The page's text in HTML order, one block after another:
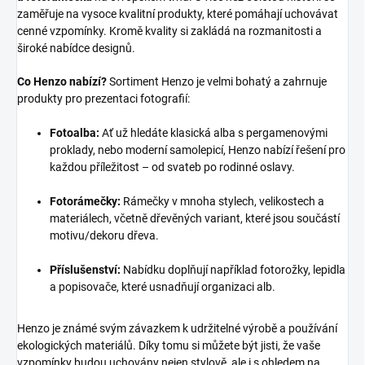
zaměřuje na vysoce kvalitní produkty, které pomáhají uchovávat
cenné vzpomínky. Kromě kvality si zakládá na rozmanitosti a
široké nabídce designů.
Co Henzo nabízí?Sortiment Henzo je velmi bohatý a zahrnuje
produkty pro prezentaci fotografií:
Fotoalba: Ať už hledáte klasická alba s pergamenovými
proklady, nebo moderní samolepicí, Henzo nabízí řešení pro
každou příležitost – od svateb po rodinné oslavy.
Fotorámečky: Rámečky v mnoha stylech, velikostech a
materiálech, včetně dřevěných variant, které jsou součástí
motivu/dekoru dřeva.
Příslušenství: Nabídku doplňují například fotorožky, lepidla
a popisovače, které usnadňují organizaci alb.
Henzo je známé svým závazkem k udržitelné výrobě a používání
ekologických materiálů. Díky tomu si můžete být jisti, že vaše